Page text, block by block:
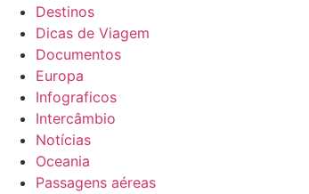
Destinos
Dicas de Viagem
Documentos
Europa
Infograficos
Intercâmbio
Notícias
Oceania
Passagens aéreas